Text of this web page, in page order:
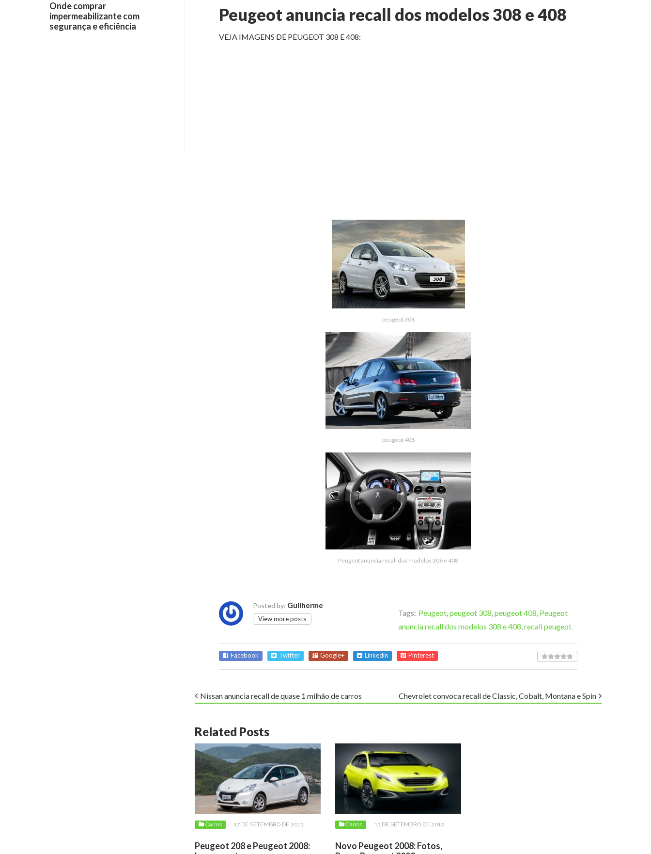
Peugeot anuncia recall dos modelos 308 e 408
VEJA IMAGENS DE PEUGEOT 308 E 408:
peugeot 308
peugeot 408
Peugeot anuncia recall dos modelos 308 e 408
Posted by: Guilherme
View more posts
Tags: Peugeot,peugeot 308,peugeot 408, Peugeot
anuncia recall dos modelos 308 e 408,recall peugeot
Facebook Twitter Google+ Linkedin Pinterest
Nissan anuncia recall de quase 1 milhão de carros Chevrolet convoca recall de Classic, Cobalt, Montana e Spin
Related Posts
Carros 17 DE SETEMBRO DE 2013
Peugeot 208 e Peugeot 2008:
Carros 13 DE SETEMBRO DE 2012
Novo Peugeot 2008: Fotos,
Onde comprar
impermeabilizante com
segurança e eficiência